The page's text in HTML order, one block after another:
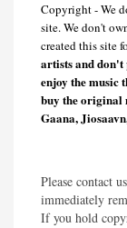
Copyright - We
site. We don't
created this site
artists and
enjoy the music
buy the original
Gaana,
Please contact
immediately
If you hold